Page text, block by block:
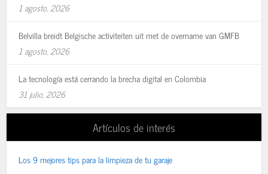
1 agosto, 2026
Belvilla breidt Belgische activiteiten uit met de overname van GMFB
1 agosto, 2026
La tecnología está cerrando la brecha digital en Colombia
31 julio, 2026
Artículos de interés
Los 9 mejores tips para la limpieza de tu garaje